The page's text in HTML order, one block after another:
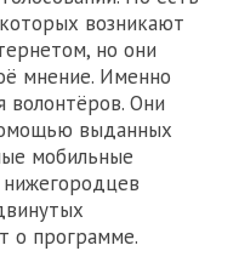
возникают
но они
мнение. Именно
волонтёров. Они
выданных
мобильные
о программе.